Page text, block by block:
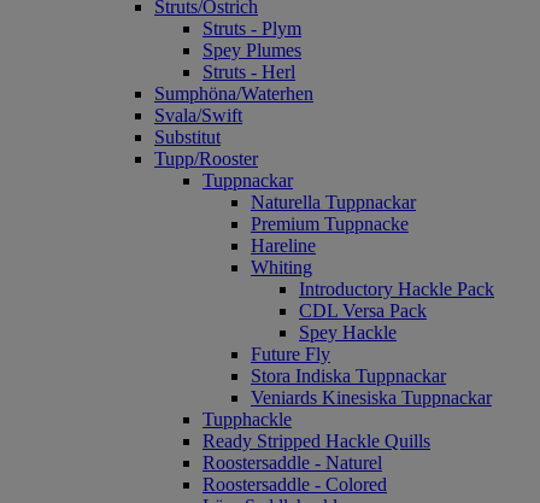
Struts/Ostrich
Struts - Plym
Spey Plumes
Struts - Herl
Sumphöna/Waterhen
Svala/Swift
Substitut
Tupp/Rooster
Tuppnackar
Naturella Tuppnackar
Premium Tuppnacke
Hareline
Whiting
Introductory Hackle Pack
CDL Versa Pack
Spey Hackle
Future Fly
Stora Indiska Tuppnackar
Veniards Kinesiska Tuppnackar
Tupphackle
Ready Stripped Hackle Quills
Roostersaddle - Naturel
Roostersaddle - Colored